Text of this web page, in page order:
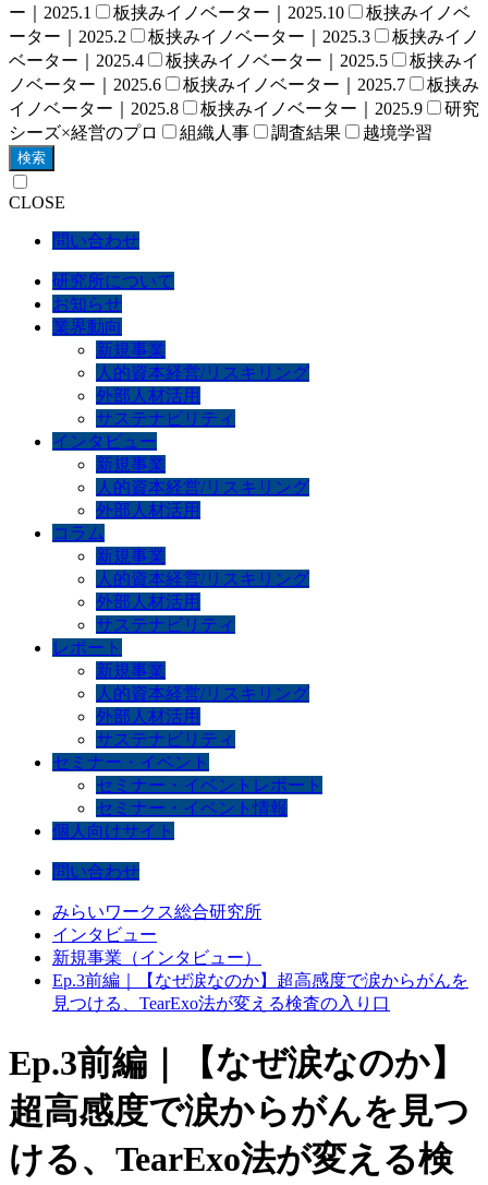
ー｜2025.1
板挟みイノベーター｜2025.10
板挟みイノベ
ーター｜2025.2
板挟みイノベーター｜2025.3
板挟みイノ
ベーター｜2025.4
板挟みイノベーター｜2025.5
板挟みイ
ノベーター｜2025.6
板挟みイノベーター｜2025.7
板挟み
イノベーター｜2025.8
板挟みイノベーター｜2025.9
研究
シーズ×経営のプロ
組織人事 調査結果 越境学習
検索
CLOSE
問い合わせ
研究所について
お知らせ
業界動向
新規事業
人的資本経営/リスキリング
外部人材活用
サステナビリティ
インタビュー
新規事業
人的資本経営/リスキリング
外部人材活用
コラム
新規事業
人的資本経営/リスキリング
外部人材活用
サステナビリティ
レポート
新規事業
人的資本経営/リスキリング
外部人材活用
サステナビリティ
セミナー・イベント
セミナー・イベントレポート
セミナー・イベント情報
個人向けサイト
問い合わせ
みらいワークス総合研究所
インタビュー
新規事業（インタビュー）
Ep.3前編｜【なぜ涙なのか】超高感度で涙からがんを
見つける、TearExo法が変える検査の入り口
Ep.3前編｜【なぜ涙なのか】
超高感度で涙からがんを見つ
ける、TearExo法が変える検